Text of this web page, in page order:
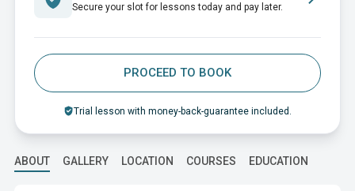
Secure your slot for lessons today and pay later.
PROCEED TO BOOK
Trial lesson with money-back-guarantee included.
ABOUT GALLERY LOCATION COURSES EDUCATION